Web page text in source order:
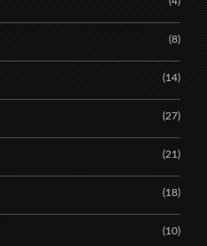
(8)
(14)
(27)
(21)
(18)
(10)